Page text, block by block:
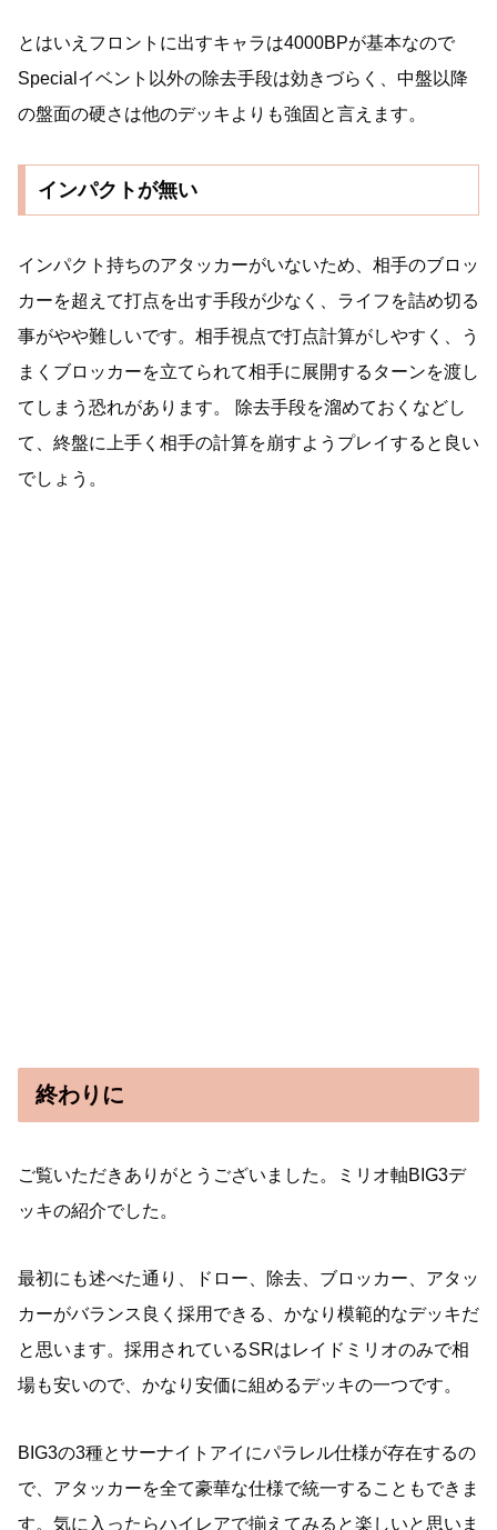
とはいえフロントに出すキャラは4000BPが基本なので
Specialイベント以外の除去手段は効きづらく、中盤以降
の盤面の硬さは他のデッキよりも強固と言えます。
インパクトが無い
インパクト持ちのアタッカーがいないため、相手のブロッ
カーを超えて打点を出す手段が少なく、ライフを詰め切る
事がやや難しいです。相手視点で打点計算がしやすく、う
まくブロッカーを立てられて相手に展開するターンを渡し
てしまう恐れがあります。 除去手段を溜めておくなどし
て、終盤に上手く相手の計算を崩すようプレイすると良い
でしょう。
終わりに
ご覧いただきありがとうございました。ミリオ軸BIG3デ
ッキの紹介でした。
最初にも述べた通り、ドロー、除去、ブロッカー、アタッ
カーがバランス良く採用できる、かなり模範的なデッキだ
と思います。採用されているSRはレイドミリオのみで相
場も安いので、かなり安価に組めるデッキの一つです。
BIG3の3種とサーナイトアイにパラレル仕様が存在するの
で、アタッカーを全て豪華な仕様で統一することもできま
す。気に入ったらハイレアで揃えてみると楽しいと思いま